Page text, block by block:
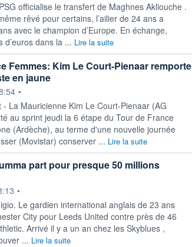
officialise le transfert de Maghnes Akliouche .
rêvé pour certains, l’ailier de 24 ans a
avec le champion d’Europe. En échange,
dans la ... Lire la suite
Femmes: Kim Le Court-Pienaar remporte
en jaune
•
La Mauricienne Kim Le Court-Pienaar (AG
au sprint jeudi la 6 étape du Tour de France
(Ardèche), au ​terme d'une nouvelle journée
(Movistar) conserver ... Lire la suite
part pour presque 50 millions
•
Le gardien international anglais de 23 ans
City pour Leeds United contre près de 46
Arrivé il y a un an chez les Skyblues ,
... Lire la suite